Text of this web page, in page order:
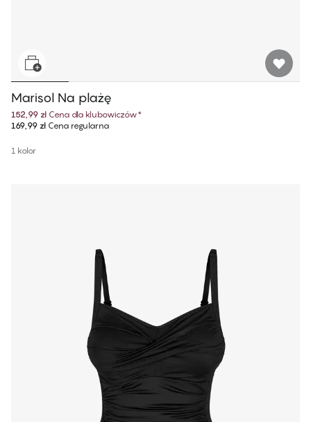
Marisol Na plażę
152,99 zł Cena dla klubowiczów*
169,99 złCena regularna
1 kolor